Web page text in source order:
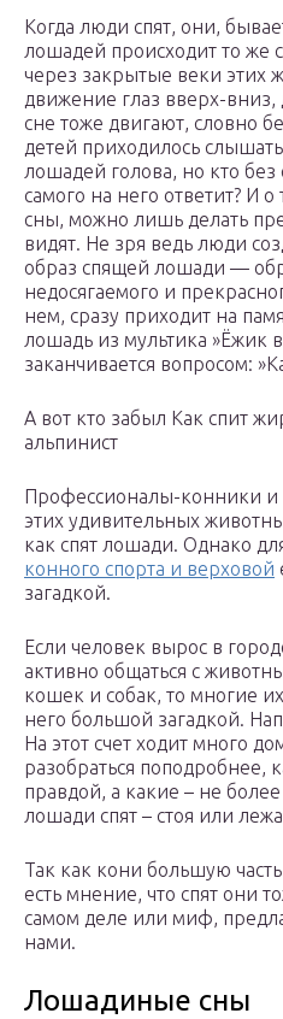
Когда люди спят, они,
лошадей происходит то же
через закрытые веки этих
движение глаз вверх-
сне тоже двигают, словно
детей приходилось
лошадей голова, но кто без
самого на него ответит? И
сны, можно лишь делать
видят. Не зря ведь люди
образ спящей лошади —
недосягаемого и
нем, сразу приходит на
лошадь из мультика »Ёжик
заканчивается вопросом:
А вот кто забыл Как спит
альпинист
Профессионалы-конники и
этих удивительных
как спят лошади. Однако
конного спорта и верховой
загадкой.
Если человек вырос в
активно общаться с
кошек и собак, то многие
него большой загадкой.
На этот счет ходит много
разобраться поподробнее,
правдой, а какие – не
лошади спят – стоя или
Так как кони большую
есть мнение, что спят они
самом деле или миф,
нами.
Лошадиные сны